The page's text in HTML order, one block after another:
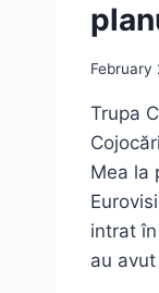
February
Trupa
Mea la
intrat
au